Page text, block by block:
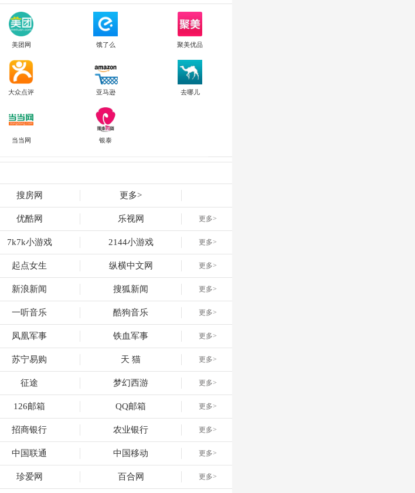
美团网 饿了么 聚美优品
大众点评 亚马逊 去哪儿
当当网 银泰
搜房网 更多>
优酷网 乐视网 更多>
7k7k小游戏 2144小游戏 更多>
起点女生 纵横中文网 更多>
新浪新闻 搜狐新闻 更多>
一听音乐 酷狗音乐 更多>
凤凰军事 铁血军事 更多>
苏宁易购 天 猫 更多>
征途 梦幻西游 更多>
126邮箱 QQ邮箱 更多>
招商银行 农业银行 更多>
中国联通 中国移动 更多>
珍爱网 百合网 更多>